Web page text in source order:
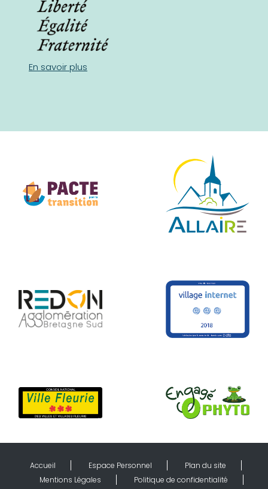
En savoir plus
Accueil Espace Personnel
Plan du site
Mentions Légales
Politique de confidentialité